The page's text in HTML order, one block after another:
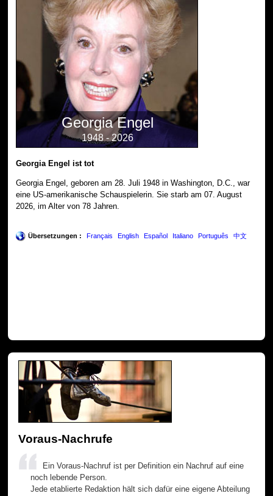
Georgia Engel
1948 - 2026
Georgia Engel ist tot
Georgia Engel, geboren am 28. Juli 1948 in Washington, D.C., war
eine US-amerikanische Schauspielerin. Sie starb am 07. August
2026, im Alter von 78 Jahren.
Übersetzungen : Français English Español Italiano Português 中文
Voraus-Nachrufe
Ein Voraus-Nachruf ist per Definition ein Nachruf auf eine
noch lebende Person.
Jede etablierte Redaktion hält sich dafür eine eigene Abteilung